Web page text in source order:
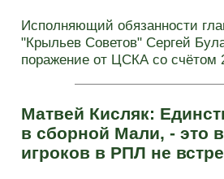
Исполняющий обязанности
"Крыльев Советов" Сергей
поражение от ЦСКА со счётом
Матвей Кисляк:
в сборной Мали, - это
игроков в РПЛ не